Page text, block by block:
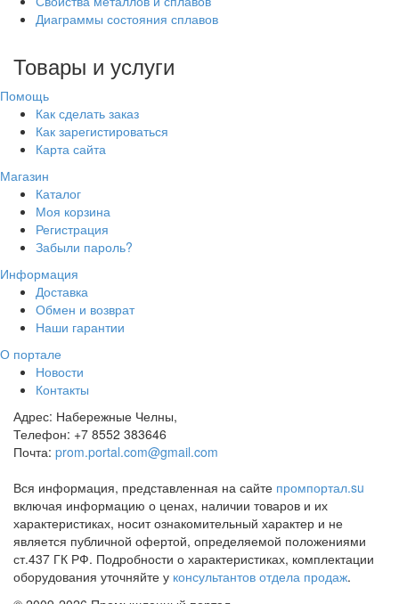
Диаграммы состояния сплавов
Товары и услуги
Помощь
Как сделать заказ
Как зарегистироваться
Карта сайта
Магазин
Каталог
Моя корзина
Регистрация
Забыли пароль?
Информация
Доставка
Обмен и возврат
Наши гарантии
О портале
Новости
Контакты
Адрес: Набережные Челны,
Телефон: +7 8552 383646
Почта: prom.portal.com@gmail.com
Вся информация, представленная на сайте промпортал.su
включая информацию о ценах, наличии товаров и их
характеристиках, носит ознакомительный характер и не
является публичной офертой, определяемой положениями
ст.437 ГК РФ. Подробности о характеристиках, комплектации
оборудования уточняйте у консультантов отдела продаж.